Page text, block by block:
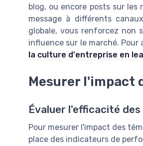
blog, ou encore posts sur
message à différents
globale, vous renforcez non
influence sur le marché.
la culture d'entreprise en
Mesurer l'impact
Évaluer l'efficacité
Pour mesurer l'impact des
place des indicateurs de